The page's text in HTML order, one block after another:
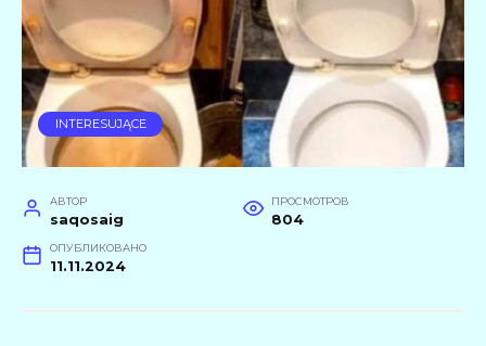
INTERESUJĄCE
АВТОР
saqosaig
ПРОСМОТРОВ
804
ОПУБЛИКОВАНО
11.11.2024